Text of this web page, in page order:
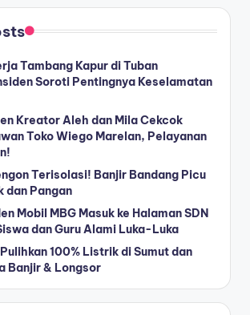
Tambang Kapur di Tuban
Soroti Pentingnya Keselamatan
Kreator Aleh dan Mila Cekcok
Toko Wiego Marelan, Pelayanan
Terisolasi! Banjir Bandang Picu
dan Pangan
Mobil MBG Masuk ke Halaman SDN
dan Guru Alami Luka-Luka
100% Listrik di Sumut dan
Banjir & Longsor